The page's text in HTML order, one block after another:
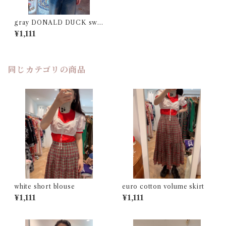
gray DONALD DUCK swe
ater
¥1,111
同じカテゴリの商品
white short blouse
¥1,111
euro cotton volume skirt
¥1,111